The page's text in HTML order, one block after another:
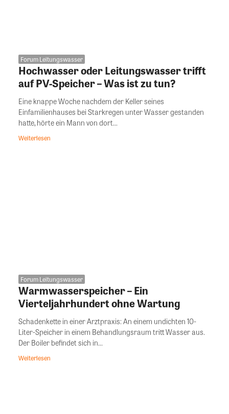
Forum Leitungswasser
Hochwasser oder Leitungswasser trifft
auf PV-Speicher – Was ist zu tun?
Eine knappe Woche nachdem der Keller seines
Einfamilienhauses bei Starkregen unter Wasser gestanden
hatte, hörte ein Mann von dort...
Weiterlesen
Forum Leitungswasser
Warmwasserspeicher – Ein
Vierteljahrhundert ohne Wartung
Schadenkette in einer Arztpraxis: An einem undichten 10-
Liter-Speicher in einem Behandlungsraum tritt Wasser aus.
Der Boiler befindet sich in...
Weiterlesen